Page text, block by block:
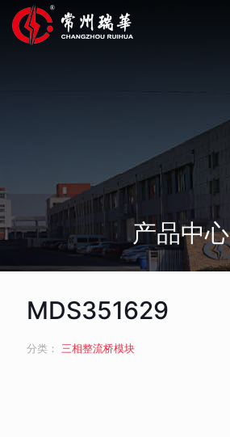
产品中心
MDS351629
分类： 三相整流桥模块